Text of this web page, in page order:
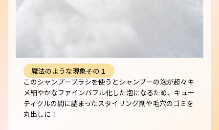
魔法のような現象その１
このシャンプーブラシを使うとシャンプーの泡が超々キ
メ細やかなファインバブル化した泡になるため、キュー
ティクルの間に詰まったスタイリング剤や毛穴のゴミを
丸出しに！